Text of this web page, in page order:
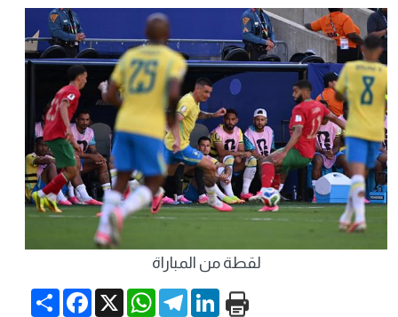
لقطة من المباراة
Share
Facebook X
WhatsApp
TelegramLinkedIn